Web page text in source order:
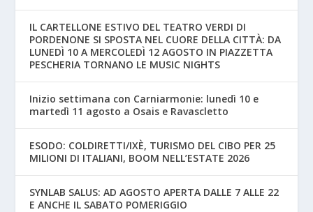
IL CARTELLONE ESTIVO DEL TEATRO VERDI DI
PORDENONE SI SPOSTA NEL CUORE DELLA CITTÀ: DA
LUNEDÌ 10 A MERCOLEDÌ 12 AGOSTO IN PIAZZETTA
PESCHERIA TORNANO LE MUSIC NIGHTS
Inizio settimana con Carniarmonie: lunedì 10 e
martedì 11 agosto a Osais e Ravascletto
ESODO: COLDIRETTI/IXÈ, TURISMO DEL CIBO PER 25
MILIONI DI ITALIANI, BOOM NELL’ESTATE 2026
SYNLAB SALUS: AD AGOSTO APERTA DALLE 7 ALLE 22
E ANCHE IL SABATO POMERIGGIO